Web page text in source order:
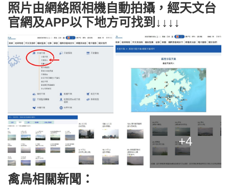
照片由網絡照相機自動拍攝，經天文台
官網及APP以下地方可找到↓↓↓↓
+4
禽鳥相關新聞：